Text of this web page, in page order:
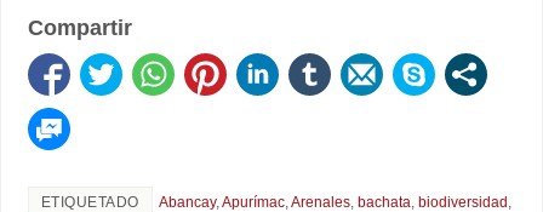
Compartir
ETIQUETADO Abancay, Apurímac, Arenales, bachata biodiversidad